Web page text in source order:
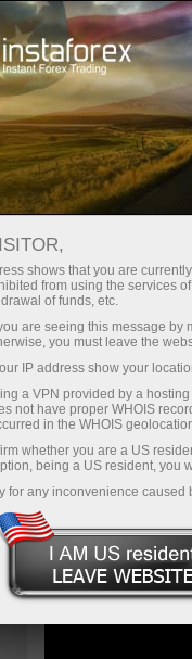
Трейдерам
обзоры
торговые
shows that you are
from using the services
of funds, etc.
are seeing this message by
you must leave the
IP address show your
a VPN provided by a
not have proper WHOIS
in the WHOIS
whether you are a US
being a US resident, you
for any inconvenience caused